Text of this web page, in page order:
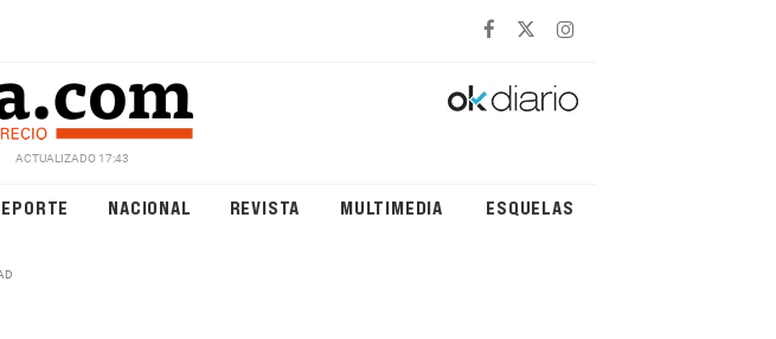
ACTUALIZADO 17:43
NACIONAL REVISTA MULTIMEDIA ESQUELAS